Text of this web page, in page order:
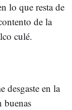
lo que resta de
de la
culé.
desgaste en la
buenas